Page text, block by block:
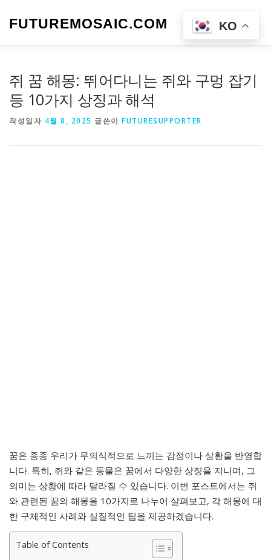
FUTUREMOSAIC.COM 메뉴
쥐 꿈 해몽: 뛰어다니는 쥐와 구멍 잡기
등 10가지 상징과 해석
작성일자 4월 8, 2025 글쓴이 FUTURESUPPORTER
꿈은 종종 우리가 무의식적으로 느끼는 감정이나 상황을 반영합
니다. 특히, 쥐와 같은 동물은 꿈에서 다양한 상징을 지니며, 그
의미는 상황에 따라 달라질 수 있습니다. 이번 포스트에서는 쥐
와 관련된 꿈의 해몽을 10가지로 나누어 살펴보고, 각 해몽에 대
한 구체적인 사례와 실질적인 팁을 제공하겠습니다.
Table of Contents
KO